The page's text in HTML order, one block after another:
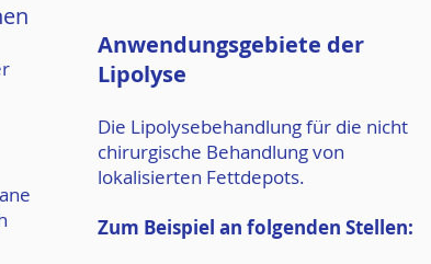
Anwendungsgebiete der
Lipolyse
Die Lipolysebehandlung für die nicht
chirurgische Behandlung von
lokalisierten Fettdepots.
Zum Beispiel an folgenden Stellen: